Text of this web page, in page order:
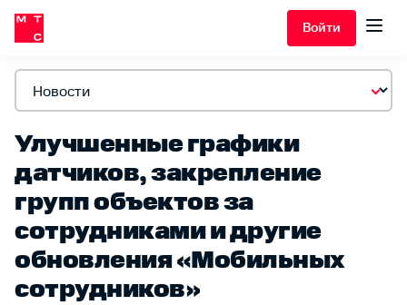
Войти
Улучшенные графики
датчиков, закрепление
групп объектов за
сотрудниками и другие
обновления «Мобильных
сотрудников»